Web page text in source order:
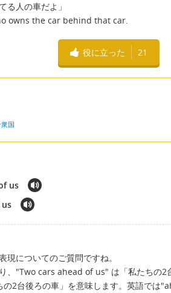
る人の車だよ」
owns the car behind that car.
役に立った 21
国
us
現についてのご質問ですね。
、"Two cars ahead of us" は「私たちの2
2台後ろの車」を意味します。英語では